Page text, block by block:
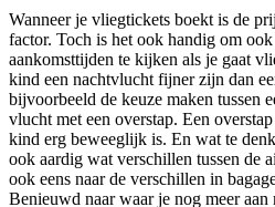
Wanneer je vliegtickets boekt is de
factor. Toch is het ook handig om
aankomsttijden te kijken als je gaat
kind een nachtvlucht fijner zijn dan
bijvoorbeeld de keuze maken tussen
vlucht met een overstap. Een
kind erg beweeglijk is. En wat te
ook aardig wat verschillen tussen de
ook eens naar de verschillen in
Benieuwd naar waar je nog meer aan